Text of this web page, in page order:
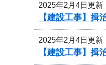
2025年2月4日更新
【建設工事】
2025年2月4日更新
【建設工事】